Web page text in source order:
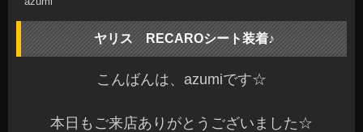
ヤリス RECAROシート装着♪
こんばんは、azumiです☆
本日もご来店ありがとうございました☆